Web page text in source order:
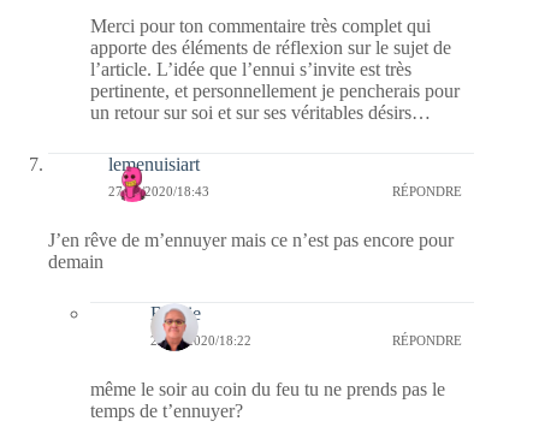
Merci pour ton commentaire très complet qui
apporte des éléments de réflexion sur le sujet de
l’article. L’idée que l’ennui s’invite est très
pertinente, et personnellement je pencherais pour
un retour sur soi et sur ses véritables désirs…
lemenuisiart
27/01/2020/18:43 RÉPONDRE
J’en rêve de m’ennuyer mais ce n’est pas encore pour
demain
Bernie
28/01/2020/18:22 RÉPONDRE
même le soir au coin du feu tu ne prends pas le
temps de t’ennuyer?